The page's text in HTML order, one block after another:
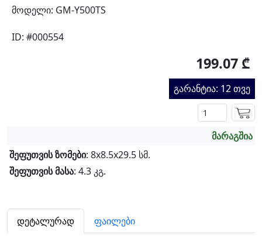
მოდელი: GM-Y500TS
ID: #000554
199.07 ₾
გარანტია: 12 თვე
მარაგშია
შეფუთვის ზომები: 8x8.5x29.5 სმ.
შეფუთვის მასა: 4.3 კგ.
დეტალურად ფაილები